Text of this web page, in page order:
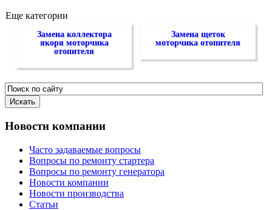
Еще категории
Замена коллектора
якоря моторчика
отопителя
Замена щеток
моторчика отопителя
Новости компании
Часто задаваемые вопросы
Вопросы по ремонту стартера
Вопросы по ремонту генератора
Новости компании
Новости производства
Статьи